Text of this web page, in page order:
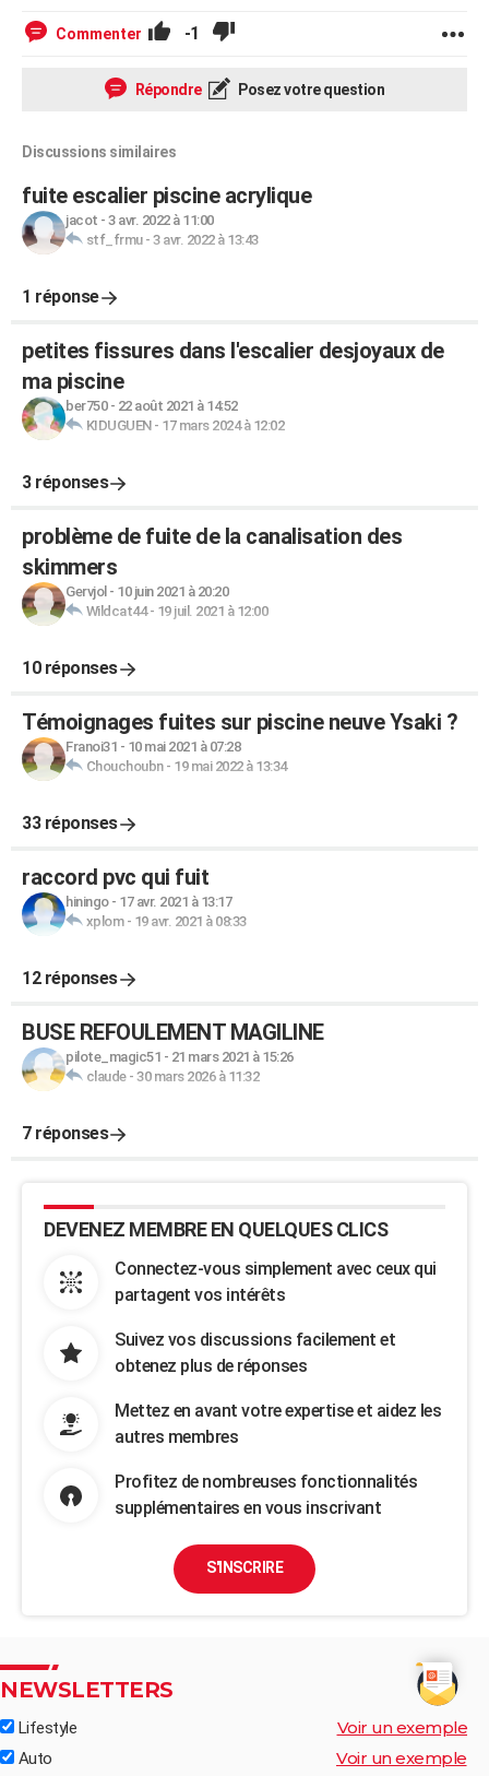
Commenter -1
Répondre Posez votre question
Discussions similaires
fuite escalier piscine acrylique
jacot - 3 avr. 2022 à 11:00
stf_frmu- 3 avr. 2022 à 13:43
1 réponse
petites fissures dans l'escalier desjoyaux de
ma piscine
ber750- 22 août 2021 à 14:52
KIDUGUEN- 17 mars 2024 à 12:02
3 réponses
problème de fuite de la canalisation des
skimmers
Gervjol - 10 juin 2021 à 20:20
Wildcat44- 19 juil. 2021 à 12:00
10 réponses
Témoignages fuites sur piscine neuve Ysaki ?
Franoi31 - 10 mai 2021 à 07:28
Chouchoubn- 19 mai 2022 à 13:34
33 réponses
raccord pvc qui fuit
hiningo- 17 avr. 2021 à 13:17
xplom- 19 avr. 2021 à 08:33
12 réponses
BUSE REFOULEMENT MAGILINE
pilote_magic51 - 21 mars 2021 à 15:26
claude- 30 mars 2026 à 11:32
7 réponses
DEVENEZ MEMBRE EN QUELQUES CLICS
Connectez-vous simplement avec ceux qui
partagent vos intérêts
Suivez vos discussions facilement et
obtenez plus de réponses
Mettez en avant votre expertise et aidez les
autres membres
Profitez de nombreuses fonctionnalités
supplémentaires en vous inscrivant
S'INSCRIRE
NEWSLETTERS
Lifestyle Voir un exemple
Auto Voir un exemple